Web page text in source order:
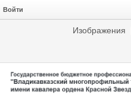
Войти
Изображения